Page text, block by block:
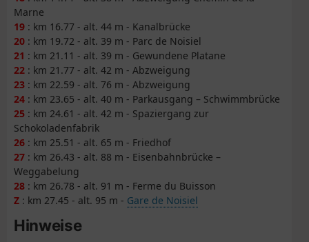
Marne
19 : km 16.77 - alt. 44 m - Kanalbrücke
20 : km 19.72 - alt. 39 m - Parc de Noisiel
21 : km 21.11 - alt. 39 m - Gewundene Platane
22 : km 21.77 - alt. 42 m - Abzweigung
23 : km 22.59 - alt. 76 m - Abzweigung
24 : km 23.65 - alt. 40 m - Parkausgang – Schwimmbrücke
25 : km 24.61 - alt. 42 m - Spaziergang zur
Schokoladenfabrik
26 : km 25.51 - alt. 65 m - Friedhof
27 : km 26.43 - alt. 88 m - Eisenbahnbrücke –
Weggabelung
28 : km 26.78 - alt. 91 m - Ferme du Buisson
Z : km 27.45 - alt. 95 m - Gare de Noisiel
Hinweise